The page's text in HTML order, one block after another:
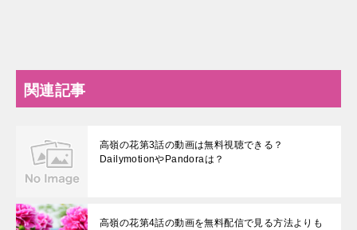
関連記事
高嶺の花第3話の動画は無料視聴できる？
DailymotionやPandoraは？
高嶺の花第4話の動画を無料配信で見る方法よりも